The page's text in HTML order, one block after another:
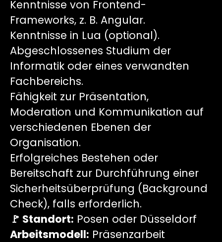
Kenntnisse von Frontend-
Frameworks, z. B. Angular.
Kenntnisse in Lua (optional).
Abgeschlossenes Studium der
Informatik oder eines verwandten
Fachbereichs.
Fähigkeit zur Präsentation,
Moderation und Kommunikation auf
verschiedenen Ebenen der
Organisation.
Erfolgreiches Bestehen oder
Bereitschaft zur Durchführung einer
Sicherheitsüberprüfung (Background
Check), falls erforderlich.
🚩 Standort: Posen oder Düsseldorf
Arbeitsmodell: Präsenzarbeit